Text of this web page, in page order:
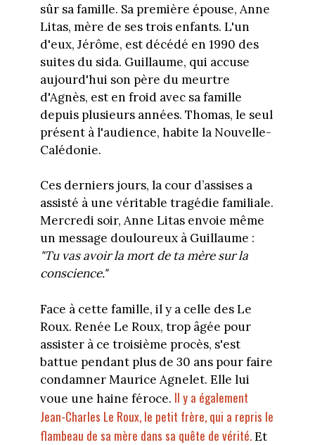
sûr sa famille. Sa première épouse, Anne
Litas, mère de ses trois enfants. L'un
d'eux, Jérôme, est décédé en 1990 des
suites du sida. Guillaume, qui accuse
aujourd'hui son père du meurtre
d'Agnès, est en froid avec sa famille
depuis plusieurs années. Thomas, le seul
présent à l'audience, habite la Nouvelle-
Calédonie.
Ces derniers jours, la cour d’assises a
assisté à une véritable tragédie familiale.
Mercredi soir, Anne Litas envoie même
un message douloureux à Guillaume :
"Tu vas avoir la mort de ta mère sur la
conscience."
Face à cette famille, il y a celle des Le
Roux. Renée Le Roux, trop âgée pour
assister à ce troisième procès, s'est
battue pendant plus de 30 ans pour faire
condamner Maurice Agnelet. Elle lui
voue une haine féroce. Il y a également
Jean-Charles Le Roux, le petit frère, qui a repris le
flambeau de sa mère dans sa quête de vérité.Et